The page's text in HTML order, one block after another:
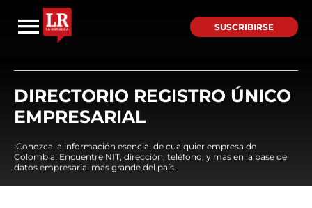
SUSCRIBIRSE
DIRECTORIO REGISTRO ÚNICO
EMPRESARIAL
¡Conozca la información esencial de cualquier empresa de
Colombia! Encuentre NIT, dirección, teléfono, y mas en la base de
datos empresarial mas grande del país.